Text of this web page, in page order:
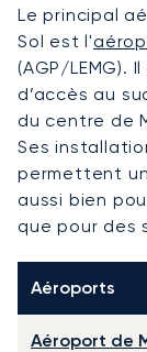
Le principal
Sol est l'
(AGP/LEMG).
d’accès au
du centre de
Ses
permettent
aussi bien
que pour des
Aéroports
Aéroport de